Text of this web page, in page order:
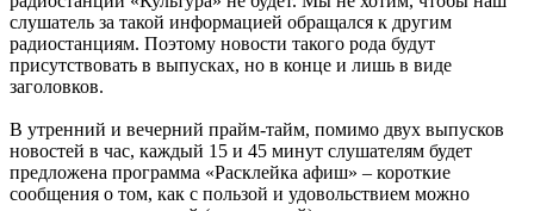
слушатель за такой информацией обращался к другим
радиостанциям. Поэтому новости такого рода будут
присутствовать в выпусках, но в конце и лишь в виде
заголовков.
В утренний и вечерний прайм-тайм, помимо двух выпусков
новостей в час, каждый 15 и 45 минут слушателям будет
предложена программа «Расклейка афиш» – короткие
сообщения о том, как с пользой и удовольствием можно